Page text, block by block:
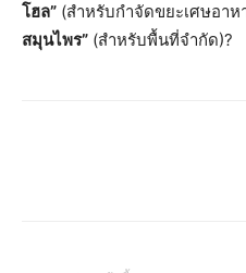
โฮล” (สำหรับกำจัดขยะเศษอาห
สมุนไพร” (สำหรับพื้นที่จำกัด)?